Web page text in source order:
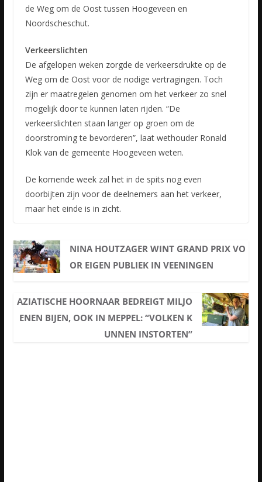
de Weg om de Oost tussen Hoogeveen en
Noordscheschut.
Verkeerslichten
De afgelopen weken zorgde de verkeersdrukte op de
Weg om de Oost voor de nodige vertragingen. Toch
zijn er maatregelen genomen om het verkeer zo snel
mogelijk door te kunnen laten rijden. “De
verkeerslichten staan langer op groen om de
doorstroming te bevorderen”, laat wethouder Ronald
Klok van de gemeente Hoogeveen weten.
De komende week zal het in de spits nog even
doorbijten zijn voor de deelnemers aan het verkeer,
maar het einde is in zicht.
NINA HOUTZAGER WINT GRAND PRIX VO
OR EIGEN PUBLIEK IN VEENINGEN
AZIATISCHE HOORNAAR BEDREIGT MILJO
ENEN BIJEN, OOK IN MEPPEL: “VOLKEN K
UNNEN INSTORTEN”